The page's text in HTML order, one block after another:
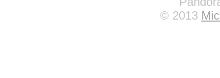
© 2013